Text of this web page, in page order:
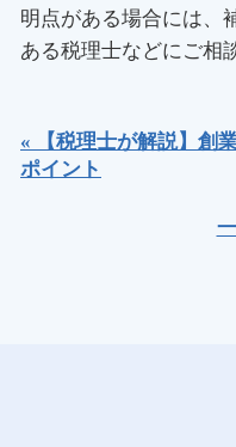
明点がある場合には、
ある税理士などにご相
« 【税理士が解説】創
ポイント